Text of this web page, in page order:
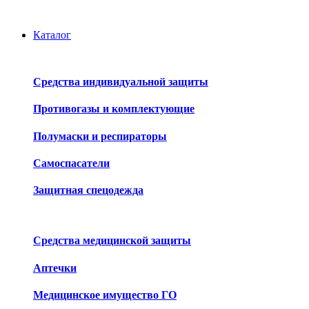
Каталог
Средства индивидуальной защиты
Противогазы и комплектующие
Полумаски и респираторы
Самоспасатели
Защитная спецодежда
Средства медицинской защиты
Аптечки
Медицинское имущество ГО